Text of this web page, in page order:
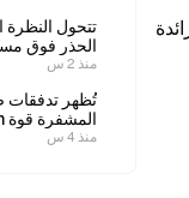
الحذر فوق
منذ 2 س
المشفرة قوة Ethereum وXRP
منذ 4 س